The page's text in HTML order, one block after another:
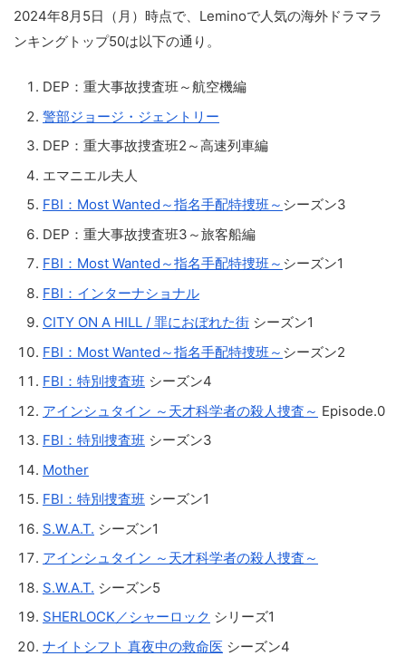
2024年8月5日（月）時点で、Leminoで人気の海外ドラマラ
ンキングトップ50は以下の通り。
DEP：重大事故捜査班～航空機編
警部ジョージ・ジェントリー
DEP：重大事故捜査班2～高速列車編
エマニエル夫人
FBI：Most Wanted～指名手配特捜班～ シーズン3
DEP：重大事故捜査班3～旅客船編
FBI：Most Wanted～指名手配特捜班～ シーズン1
FBI：インターナショナル
CITY ON A HILL / 罪におぼれた街 シーズン1
FBI：Most Wanted～指名手配特捜班～ シーズン2
FBI：特別捜査班 シーズン4
アインシュタイン ～天才科学者の殺人捜査～ Episode.0
FBI：特別捜査班 シーズン3
Mother
FBI：特別捜査班 シーズン1
S.W.A.T. シーズン1
アインシュタイン ～天才科学者の殺人捜査～
S.W.A.T. シーズン5
SHERLOCK／シャーロック シリーズ1
ナイトシフト 真夜中の救命医 シーズン4